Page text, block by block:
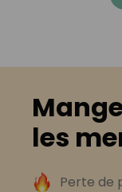
les
Perte de